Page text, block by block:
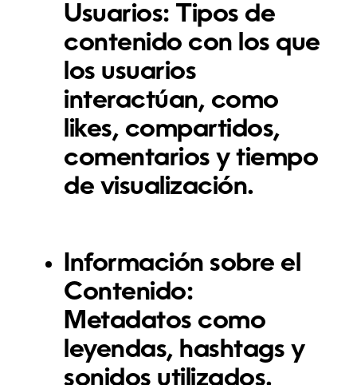
Usuarios: Tipos de
contenido con los que
los usuarios
interactúan, como
likes, compartidos,
comentarios y tiempo
de visualización.
Información sobre el
Contenido:
Metadatos como
leyendas, hashtags y
sonidos utilizados.